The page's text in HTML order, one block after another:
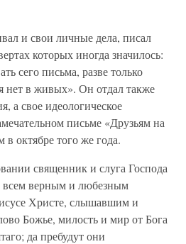
и свои личные дела, писал
которых иногда значилось:
сего письма, разве только
нет в живых». Он отдал также
а свое идеологическое
письме «Друзьям на
октябре того же года.
священник и слуга Господа
верным и любезным
Христе, слышавшим и
Божье, милость и мир от Бога
да пребудут они